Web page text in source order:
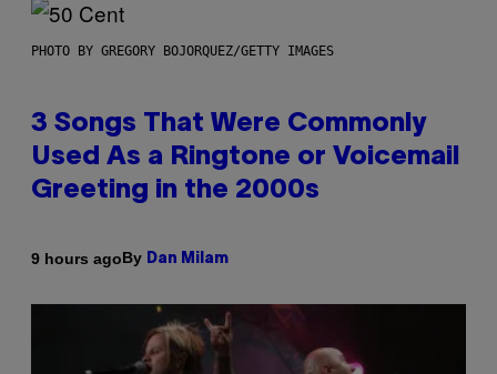
PHOTO BY GREGORY BOJORQUEZ/GETTY IMAGES
3 Songs That Were Commonly
Used As a Ringtone or Voicemail
Greeting in the 2000s
9 hours agoBy Dan Milam